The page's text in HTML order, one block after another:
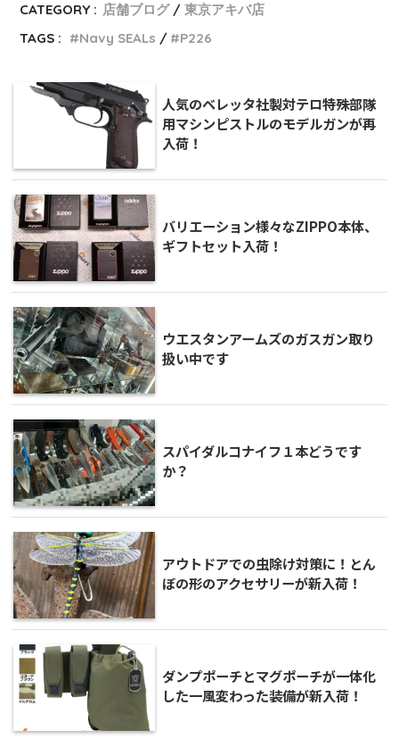
CATEGORY : 店舗ブログ
東京アキバ店
TAGS :
Navy SEALs P226
人気のベレッタ社製対テロ特殊部隊
用マシンピストルのモデルガンが再
入荷！
バリエーション様々なZIPPO本体、
ギフトセット入荷！
ウエスタンアームズのガスガン取り
扱い中です
スパイダルコナイフ１本どうです
か？
アウトドアでの虫除け対策に！とん
ぼの形のアクセサリーが新入荷！
ダンプポーチとマグポーチが一体化
した一風変わった装備が新入荷！